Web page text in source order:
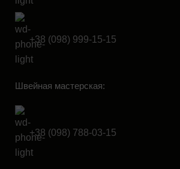
+38 (098) 999-15-15
Швейная мастерская:
+38 (098) 788-03-15